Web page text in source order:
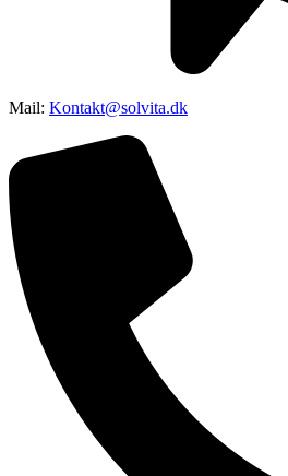
Mail: Kontakt@solvita.dk